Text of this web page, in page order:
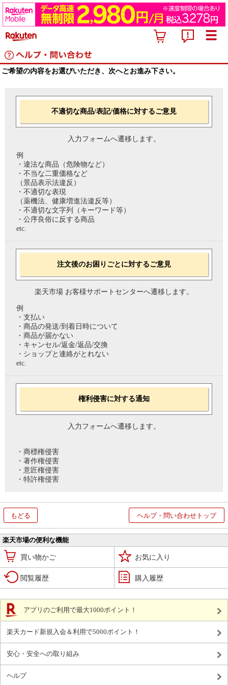
ご希望の内容をお選びいただき、次へとお進み下さい。
不適切な商品/表記/価格に対するご意見
入力フォームへ遷移します。
例
・違法な商品（危険物など）
・不当な二重価格など
（景品表示法違反）
・不適切な表現
（薬機法、健康増進法違反等）
・不適切な文字列（キーワード等）
・公序良俗に反する商品
etc.
注文後のお困りごとに対するご意見
楽天市場 お客様サポートセンターへ遷移します。
例
・支払い
・商品の発送/到着日時について
・商品が届かない
・キャンセル/返金/返品/交換
・ショップと連絡がとれない
etc.
権利侵害に対する通知
入力フォームへ遷移します。
・商標権侵害
・著作権侵害
・意匠権侵害
・特許権侵害
もどる ヘルプ・問い合わせトップ
楽天市場の便利な機能
買い物かご お気に入り
閲覧履歴 購入履歴
アプリのご利用で最大1000ポイント！
楽天カード新規入会＆利用で5000ポイント！
安心・安全への取り組み
ヘルプ